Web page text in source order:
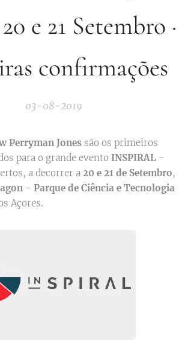
e 21 Setembro ·
confirmações
03-08-2019
Perryman Jones são os primeiros
para o grande evento INSPIRAL -
a decorrer a 20 e 21 de Setembro,
- Parque de Ciência e Tecnologia
Açores.